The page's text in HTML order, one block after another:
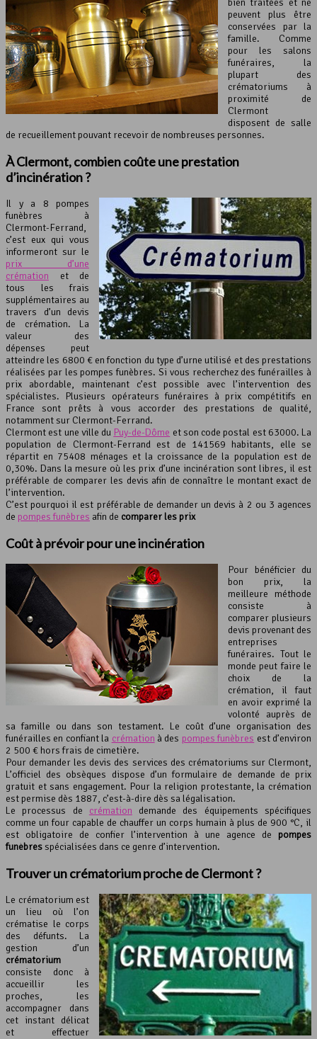
bien traitées et ne
peuvent plus être
conservées par la
famille. Comme
pour les salons
funéraires, la
plupart des
crématoriums à
proximité de
Clermont
disposent de salle
de recueillement pouvant recevoir de nombreuses personnes.
À Clermont, combien coûte une prestation
d’incinération ?
Il y a 8 pompes
funèbres à
Clermont-Ferrand,
c’est eux qui vous
informeront sur le
prix d’une
crémation et de
tous les frais
supplémentaires au
travers d’un devis
de crémation. La
valeur des
dépenses peut
atteindre les 6800 € en fonction du type d’urne utilisé et des prestations
réalisées par les pompes funèbres. Si vous recherchez des funérailles à
prix abordable, maintenant c’est possible avec l’intervention des
spécialistes. Plusieurs opérateurs funéraires à prix compétitifs en
France sont prêts à vous accorder des prestations de qualité,
notamment sur Clermont-Ferrand.
Clermont est une ville du Puy-de-Dôme et son code postal est 63000. La
population de Clermont-Ferrand est de 141569 habitants, elle se
répartit en 75408 ménages et la croissance de la population est de
0,30%. Dans la mesure où les prix d’une incinération sont libres, il est
préférable de comparer les devis afin de connaître le montant exact de
l’intervention.
C’est pourquoi il est préférable de demander un devis à 2 ou 3 agences
de pompes funèbres afin de comparer les prix
Coût à prévoir pour uneincinération
Pour bénéficier du
bon prix, la
meilleure méthode
consiste à
comparer plusieurs
devis provenant des
entreprises
funéraires. Tout le
monde peut faire le
choix de la
crémation, il faut
en avoir exprimé la
volonté auprès de
sa famille ou dans son testament. Le coût d’une organisation des
funérailles en confiant la crémation à des pompes funèbres est d’environ
2 500 € hors frais de cimetière.
Pour demander les devis des services des crématoriums sur Clermont,
L’officiel des obsèques dispose d’un formulaire de demande de prix
gratuit et sans engagement. Pour la religion protestante, la crémation
est permise dès 1887, c’est-à-dire dès sa légalisation.
Le processus de crémation demande des équipements spécifiques
comme un four capable de chauffer un corps humain à plus de 900 °C, il
est obligatoire de confier l’intervention à une agence de pompes
funèbres spécialisées dans ce genre d’intervention.
Trouver un crématorium proche de Clermont ?
Le crématorium est
un lieu où l’on
crématise le corps
des défunts. La
gestion d’un
crématorium
consiste donc à
accueillir les
proches, les
accompagner dans
cet instant délicat
et effectuer